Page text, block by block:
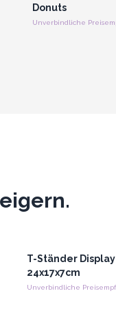
Donuts
T-Ständer Display
24x17x7cm